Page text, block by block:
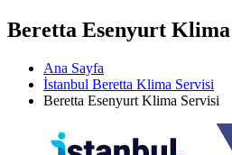
Beretta Esenyurt
Ana Sayfa
İstanbul Beretta Klima Servisi
Beretta Esenyurt Klima Servisi